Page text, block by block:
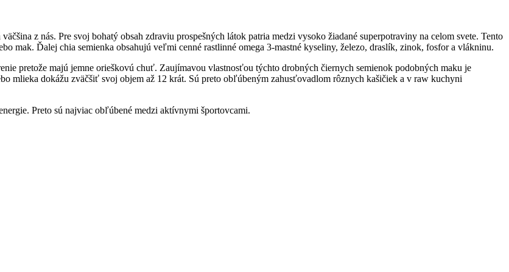
z nás. Pre svoj bohatý obsah zdraviu prospešných látok patria medzi vysoko žiadané superpotraviny na celom svete. Tento
mak. Ďalej chia semienka obsahujú veľmi cenné rastlinné omega 3-mastné kyseliny, železo, draslík, zinok, fosfor a vlákninu.
pretože majú jemne orieškovú chuť. Zaujímavou vlastnosťou týchto drobných čiernych semienok podobných maku je
mlieka dokážu zväčšiť svoj objem až 12 krát. Sú preto obľúbeným zahusťovadlom rôznych kašičiek a v raw kuchyni
Preto sú najviac obľúbené medzi aktívnymi športovcami.